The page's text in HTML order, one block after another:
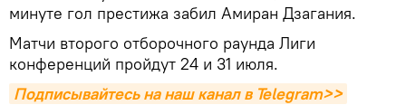
минуте гол престижа забил Амиран Дзагания.
Матчи второго отборочного раунда Лиги
конференций пройдут 24 и 31 июля.
Подписывайтесь на наш канал в Telegram>>